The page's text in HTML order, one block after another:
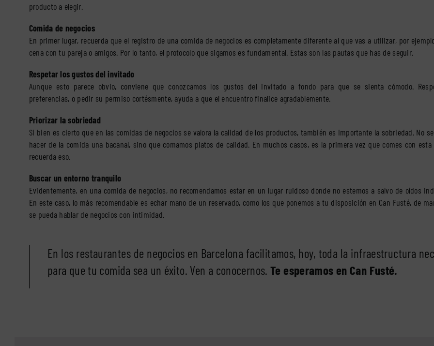
producto a elegir.
Comida de negocios
En primer lugar, recuerda que el registro de una comida de negocios es completamente diferente al que vas a utilizar, por
cena con tu pareja o amigos. Por lo tanto, el protocolo que sigamos es fundamental. Estas son las pautas que has de seguir.
Respetar los gustos del invitado
Aunque esto parece obvio, conviene que conozcamos los gustos del invitado a fondo para que se sienta cómodo.
preferencias, o pedir su permiso cortésmente, ayuda a que el encuentro finalice agradablemente.
Priorizar la sobriedad
Si bien es cierto que en las comidas de negocios se valora la calidad de los productos, también es importante la sobriedad. No
hacer de la comida una bacanal, sino que comamos platos de calidad. En muchos casos, es la primera vez que comes con esta
recuerda eso.
Buscar un entorno tranquilo
Evidentemente, en una comida de negocios, no recomendamos estar en un lugar ruidoso donde no estemos a salvo de oídos
En este caso, lo más recomendable es echar mano de un reservado, como los que ponemos a tu disposición en Can Fusté, de
se pueda hablar de negocios con intimidad.
En los restaurantes de negocios en Barcelona facilitamos, hoy, toda la infraestructura
para que tu comida sea un éxito. Ven a conocernos.Te esperamos en Can Fusté.